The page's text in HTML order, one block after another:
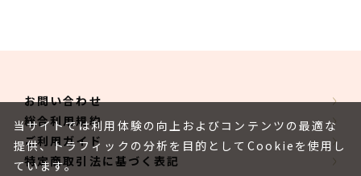
お問い合わせ
総合利用規約
ご利用ガイド
特定商取引法に基づく表記
当サイトでは利用体験の向上およびコンテンツの最適な
提供、トラフィックの分析を目的としてCookieを使用し
ています。